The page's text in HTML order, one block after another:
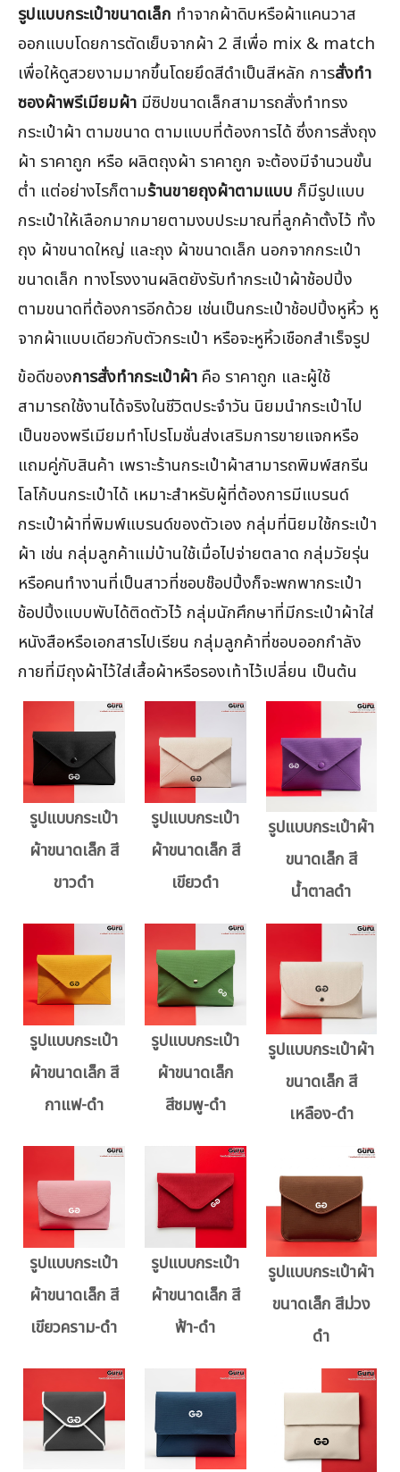
รูปแบบกระเป๋าขนาดเล็ก ทำจากผ้าดิบหรือผ้าแคนวาส
ออกแบบโดยการตัดเย็บจากผ้า 2 สีเพื่อ mix & match
เพื่อให้ดูสวยงามมากขึ้นโดยยึดสีดำเป็นสีหลัก การสั่งทำ
ซองผ้าพรีเมียมผ้า มีซิปขนาดเล็กสามารถสั่งทำทรง
กระเป๋าผ้า ตามขนาด ตามแบบที่ต้องการได้ ซึ่งการสั่งถุง
ผ้า ราคาถูก หรือ ผลิตถุงผ้า ราคาถูก จะต้องมีจำนวนขั้น
ต่ำ แต่อย่างไรก็ตามร้านขายถุงผ้าตามแบบ ก็มีรูปแบบ
กระเป๋าให้เลือกมากมายตามงบประมาณที่ลูกค้าตั้งไว้ ทั้ง
ถุง ผ้าขนาดใหญ่ และถุง ผ้าขนาดเล็ก นอกจากกระเป๋า
ขนาดเล็ก ทางโรงงานผลิตยังรับทำกระเป๋าผ้าช้อปปิ้ง
ตามขนาดที่ต้องการอีกด้วย เช่นเป็นกระเป๋าช้อปปิ้งหูหิ้ว หู
จากผ้าแบบเดียวกับตัวกระเป๋า หรือจะหูหิ้วเชือกสำเร็จรูป
ข้อดีของการสั่งทำกระเป๋าผ้า คือ ราคาถูก และผู้ใช้
สามารถใช้งานได้จริงในชีวิตประจำวัน นิยมนำกระเป๋าไป
เป็นของพรีเมียมทำโปรโมชั่นส่งเสริมการขายแจกหรือ
แถมคู่กับสินค้า เพราะร้านกระเป๋าผ้าสามารถพิมพ์สกรีน
โลโก้บนกระเป๋าได้ เหมาะสำหรับผู้ที่ต้องการมีแบรนด์
กระเป๋าผ้าที่พิมพ์แบรนด์ของตัวเอง กลุ่มที่นิยมใช้กระเป๋า
ผ้า เช่น กลุ่มลูกค้าแม่บ้านใช้เมื่อไปจ่ายตลาด กลุ่มวัยรุ่น
หรือคนทำงานที่เป็นสาวที่ชอบช๊อปปิ้งก็จะพกพากระเป๋า
ช้อปปิ้งแบบพับได้ติดตัวไว้ กลุ่มนักศึกษาที่มีกระเป๋าผ้าใส่
หนังสือหรือเอกสารไปเรียน กลุ่มลูกค้าที่ชอบออกกำลัง
กายที่มีถุงผ้าไว้ใส่เสื้อผ้าหรือรองเท้าไว้เปลี่ยน เป็นต้น
รูปแบบกระเป๋า
ผ้าขนาดเล็ก สี
ขาวดำ
รูปแบบกระเป๋า
ผ้าขนาดเล็ก สี
เขียวดำ
รูปแบบกระเป๋าผ้า
ขนาดเล็ก สี
น้ำตาลดำ
รูปแบบกระเป๋า
ผ้าขนาดเล็ก สี
กาแฟ-ดำ
รูปแบบกระเป๋า
ผ้าขนาดเล็ก
สีชมพู-ดำ
รูปแบบกระเป๋าผ้า
ขนาดเล็ก สี
เหลือง-ดำ
รูปแบบกระเป๋า
ผ้าขนาดเล็ก สี
เขียวคราม-ดำ
รูปแบบกระเป๋า
ผ้าขนาดเล็ก สี
ฟ้า-ดำ
รูปแบบกระเป๋าผ้า
ขนาดเล็ก สีม่วง
ดำ